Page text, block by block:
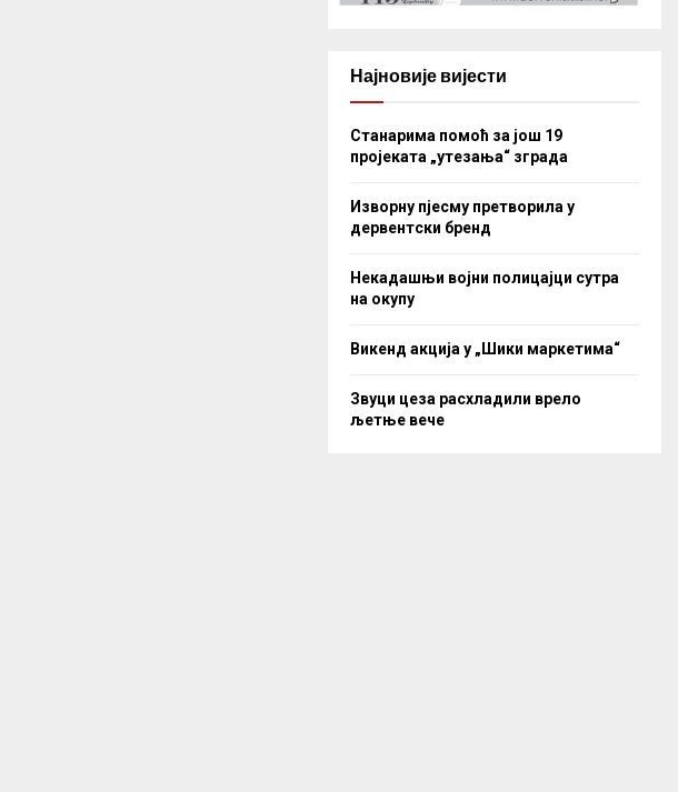
Најновије вијести
Станарима помоћ за још 19
пројеката „утезања“ зграда
Изворну пјесму претворила у
дервентски бренд
Некадашњи војни полицајци сутра
на окупу
Викенд акција у „Шики маркетима“
Звуци цеза расхладили врело
љетње вече